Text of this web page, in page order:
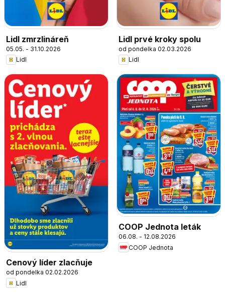
Lidl zmrzlináreň
05.05. - 31.10.2026
Lidl
Lidl prvé kroky spolu
od pondelka 02.03.2026
Lidl
Cenový líder zlacňuje
od pondelka 02.02.2026
Lidl
COOP Jednota leták
06.08. - 12.08.2026
COOP Jednota